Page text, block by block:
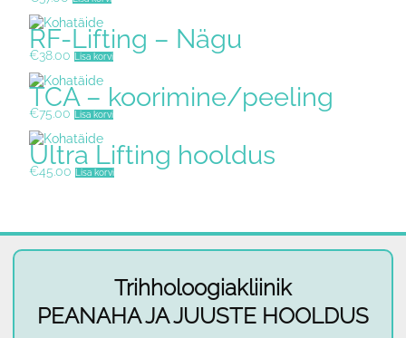
RF-Lifting – Nägu
€38.00 Lisa korvi
TCA – koorimine/peeling
€75.00 Lisa korvi
Ultra Lifting hooldus
€45.00 Lisa korvi
Trihholoogiakliinik
PEANAHA JA JUUSTE HOOLDUS